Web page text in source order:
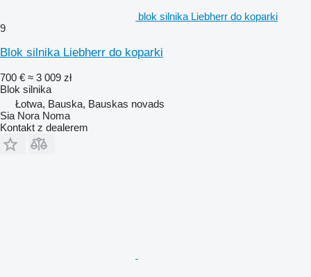
blok silnika Liebherr do koparki
9
Blok silnika Liebherr do koparki
700 € ≈ 3 009 zł
Blok silnika
Łotwa, Bauska, Bauskas novads
Sia Nora Noma
Kontakt z dealerem